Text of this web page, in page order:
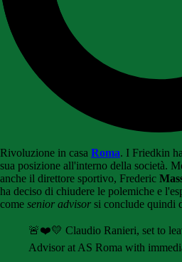
Rivoluzione in casa Roma. I Friedkin
sua posizione all'interno della società.
anche il direttore sportivo, Frederic
ha deciso di chiudere le polemiche e
come senior advisor si conclude quindi
🚨❤️💛 Claudio Ranieri, set to
Advisor at AS Roma with